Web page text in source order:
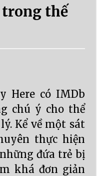
trong thế
Here có IMDb
chú ý cho thể
Kể về một sát
thực hiện
đứa trẻ bị
khá đơn giản